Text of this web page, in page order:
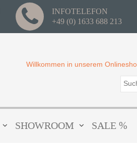
INFOTELEFON
+49 (0) 1633 688 213
Willkommen in unserem
SHOWROOM SALE %